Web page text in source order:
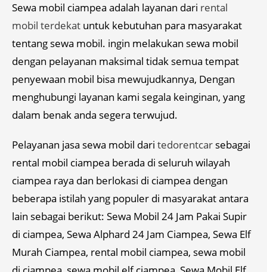
Sewa mobil ciampea adalah layanan dari rental
mobil terdekat untuk kebutuhan para masyarakat
tentang sewa mobil. ingin melakukan sewa mobil
dengan pelayanan maksimal tidak semua tempat
penyewaan mobil bisa mewujudkannya, Dengan
menghubungi layanan kami segala keinginan, yang
dalam benak anda segera terwujud.
Pelayanan jasa sewa mobil dari tedorentcar sebagai
rental mobil ciampea berada di seluruh wilayah
ciampea raya dan berlokasi di ciampea dengan
beberapa istilah yang populer di masyarakat antara
lain sebagai berikut: Sewa Mobil 24 Jam Pakai Supir
di ciampea, Sewa Alphard 24 Jam Ciampea, Sewa Elf
Murah Ciampea, rental mobil ciampea, sewa mobil